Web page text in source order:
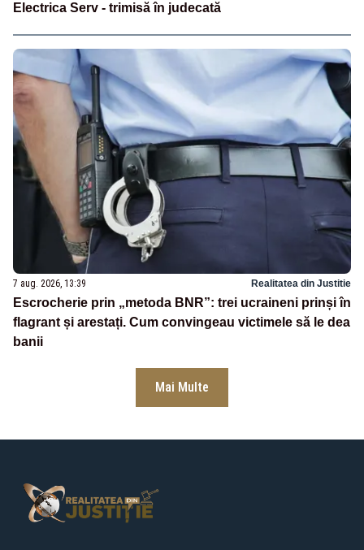
Electrica Serv - trimisă în judecată
7 aug. 2026, 13:39 Realitatea din Justitie
Escrocherie prin „metoda BNR”: trei ucraineni prinși în
flagrant și arestați. Cum convingeau victimele să le dea
banii
Mai Multe